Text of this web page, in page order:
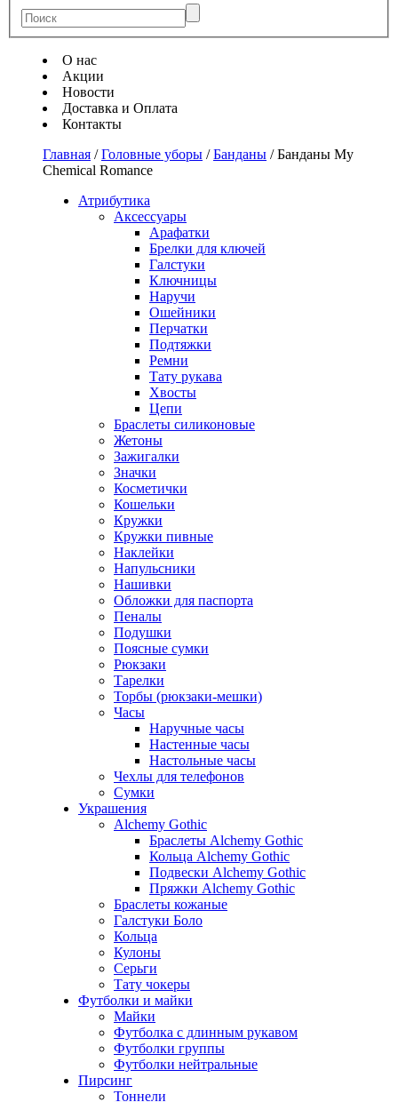
О нас
Акции
Новости
Доставка и Оплата
Контакты
Главная /Головные уборы /Банданы /Банданы My
Chemical Romance
Атрибутика
Аксессуары
Арафатки
Брелки для ключей
Галстуки
Ключницы
Наручи
Ошейники
Перчатки
Подтяжки
Ремни
Тату рукава
Хвосты
Цепи
Браслеты силиконовые
Жетоны
Зажигалки
Значки
Косметички
Кошельки
Кружки
Кружки пивные
Наклейки
Напульсники
Нашивки
Обложки для паспорта
Пеналы
Подушки
Поясные сумки
Рюкзаки
Тарелки
Торбы (рюкзаки-мешки)
Часы
Наручные часы
Настенные часы
Настольные часы
Чехлы для телефонов
Сумки
Украшения
Alchemy Gothic
Браслеты Alchemy Gothic
Кольца Alchemy Gothic
Подвески Alchemy Gothic
Пряжки Alchemy Gothic
Браслеты кожаные
Галстуки Боло
Кольца
Кулоны
Серьги
Тату чокеры
Футболки и майки
Майки
Футболка с длинным рукавом
Футболки группы
Футболки нейтральные
Пирсинг
Тоннели